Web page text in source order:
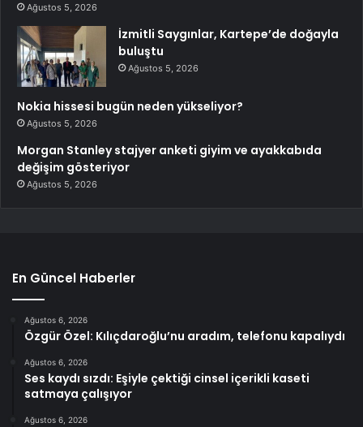
Ağustos 5, 2026
İzmitli Saygınlar, Kartepe’de doğayla
buluştu
Ağustos 5, 2026
Nokia hissesi bugün neden yükseliyor?
Ağustos 5, 2026
Morgan Stanley stajyer anketi giyim ve ayakkabıda
değişim gösteriyor
Ağustos 5, 2026
En Güncel Haberler
Ağustos 6, 2026
Özgür Özel: Kılıçdaroğlu’nu aradım, telefonu kapalıydı
Ağustos 6, 2026
Ses kaydı sızdı: Eşiyle çektiği cinsel içerikli kaseti
satmaya çalışıyor
Ağustos 6, 2026